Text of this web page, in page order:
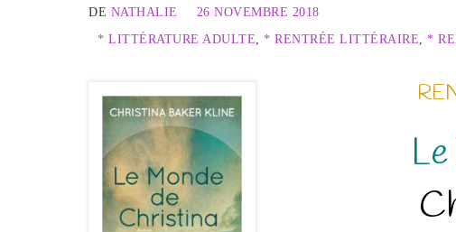
DE NATHALIE
26 NOVEMBRE 2018
* LITTÉRATURE ADULTE
* RENTRÉE LITTÉRAIRE *